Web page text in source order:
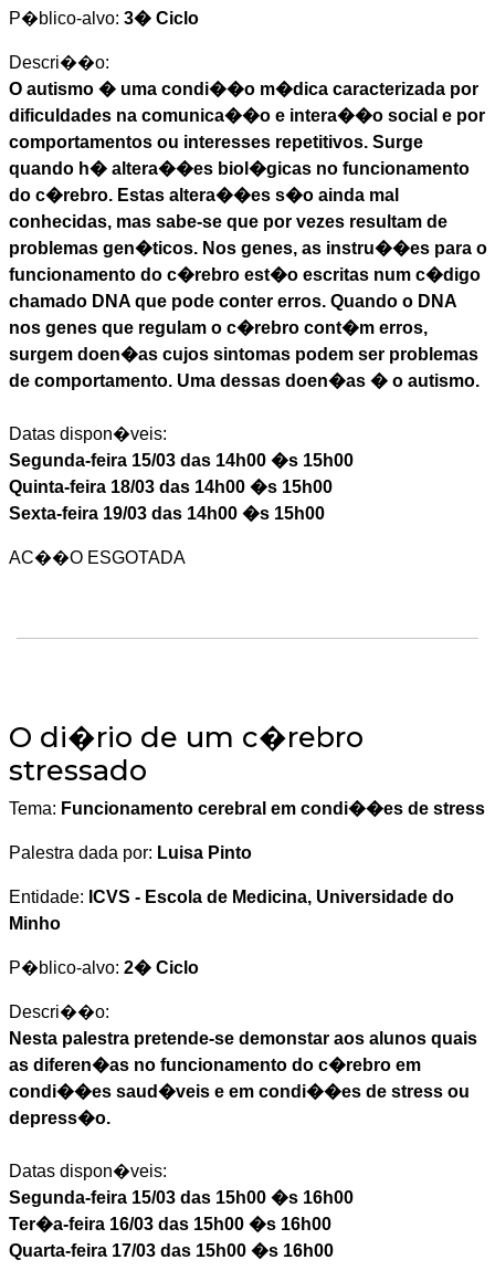
P�blico-alvo: 3� Ciclo
Descri��o:
O autismo � uma condi��o m�dica caracterizada por
dificuldades na comunica��o e intera��o social e por
comportamentos ou interesses repetitivos. Surge
quando h� altera��es biol�gicas no funcionamento
do c�rebro. Estas altera��es s�o ainda mal
conhecidas, mas sabe-se que por vezes resultam de
problemas gen�ticos. Nos genes, as instru��es para o
funcionamento do c�rebro est�o escritas num c�digo
chamado DNA que pode conter erros. Quando o DNA
nos genes que regulam o c�rebro cont�m erros,
surgem doen�as cujos sintomas podem ser problemas
de comportamento. Uma dessas doen�as � o autismo.
Datas dispon�veis:
Segunda-feira 15/03 das 14h00 �s 15h00
Quinta-feira 18/03 das 14h00 �s 15h00
Sexta-feira 19/03 das 14h00 �s 15h00
AC��O ESGOTADA
O di�rio de um c�rebro
stressado
Tema: Funcionamento cerebral em condi��es de stress
Palestra dada por: Luisa Pinto
Entidade: ICVS - Escola de Medicina, Universidade do
Minho
P�blico-alvo: 2� Ciclo
Descri��o:
Nesta palestra pretende-se demonstar aos alunos quais
as diferen�as no funcionamento do c�rebro em
condi��es saud�veis e em condi��es de stress ou
depress�o.
Datas dispon�veis:
Segunda-feira 15/03 das 15h00 �s 16h00
Ter�a-feira 16/03 das 15h00 �s 16h00
Quarta-feira 17/03 das 15h00 �s 16h00